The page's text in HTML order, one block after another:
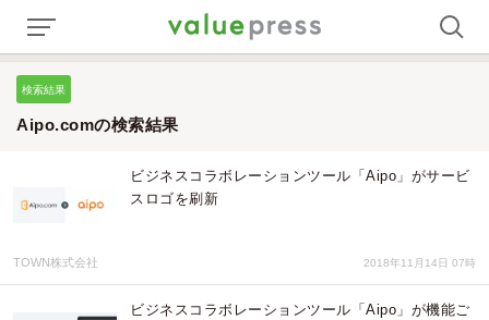
検索結果
Aipo.comの検索結果
ビジネスコラボレーションツール「Aipo」がサービ
スロゴを刷新
TOWN株式会社 2018年11月14日 07時
ビジネスコラボレーションツール「Aipo」が機能ご